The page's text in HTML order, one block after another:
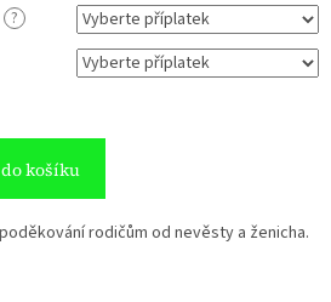
?
košíku
rodičům od nevěsty a ženicha.